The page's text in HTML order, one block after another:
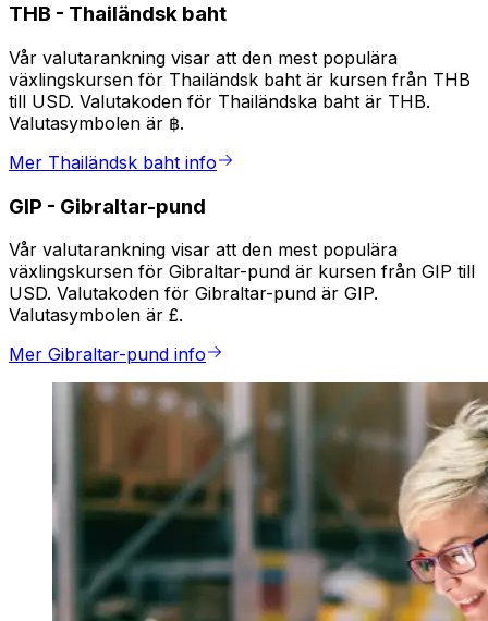
THB - Thailändsk baht
Vår valutarankning visar att den mest populära
växlingskursen för Thailändsk baht är kursen från THB
till USD. Valutakoden för Thailändska baht är THB.
Valutasymbolen är ฿.
Mer Thailändsk baht info
GIP - Gibraltar-pund
Vår valutarankning visar att den mest populära
växlingskursen för Gibraltar-pund är kursen från GIP till
USD. Valutakoden för Gibraltar-pund är GIP.
Valutasymbolen är £.
Mer Gibraltar-pund info